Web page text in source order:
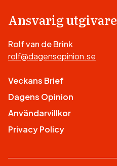
Ansvarig utgivare
Rolf van de Brink
rolf@dagensopinion.se
Veckans Brief
Dagens Opinion
Användarvillkor
Privacy Policy